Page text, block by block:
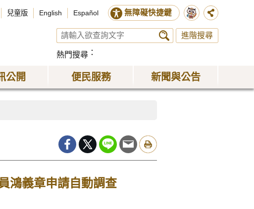
兒童版 English Español 無障礙快捷鍵
進階搜尋
熱門搜尋
公開 便民服務 新聞與公告
鴻義章申請自動調查